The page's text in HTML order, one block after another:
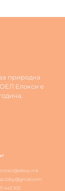
природна
Елокси е
443 305